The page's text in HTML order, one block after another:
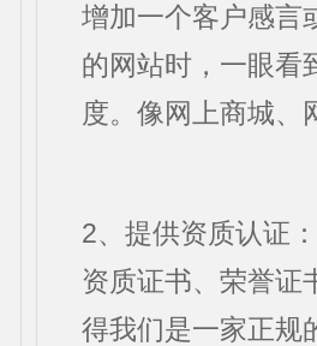
增加一个客户感言
的网站时，一眼看
度。像网上商城、
2、提供资质认证
资质证书、荣誉证
得我们是一家正规